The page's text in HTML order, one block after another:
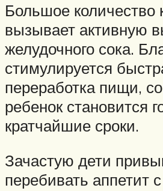
Большое количество
вызывает активную
желудочного сока.
стимулируется
переработка пищи,
ребенок становится
кратчайшие сроки.
Зачастую дети
перебивать аппетит